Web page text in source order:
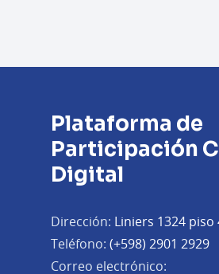
Plataforma de
Participación
Digital
Dirección: Liniers 1324 piso
Teléfono: (+598) 2901 2929
Correo electrónico: